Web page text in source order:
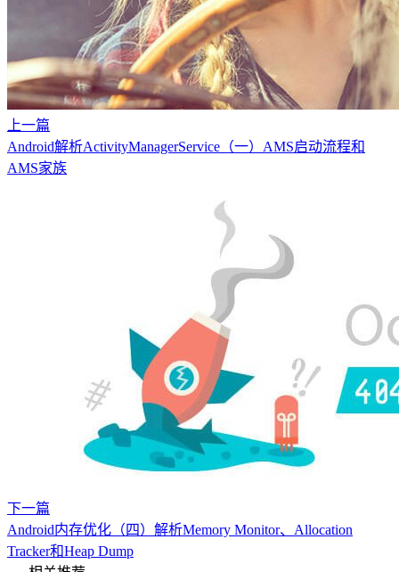
上一篇
Android解析ActivityManagerService（一）AMS启动流程和
AMS家族
下一篇
Android内存优化（四）解析Memory Monitor、Allocation
Tracker和Heap Dump